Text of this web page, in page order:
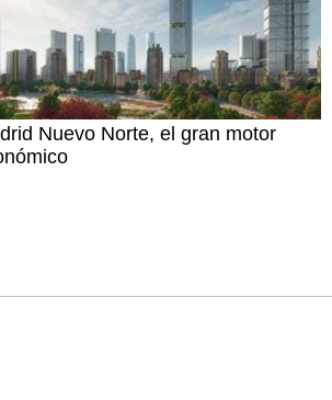
Nuevo Norte, el gran motor